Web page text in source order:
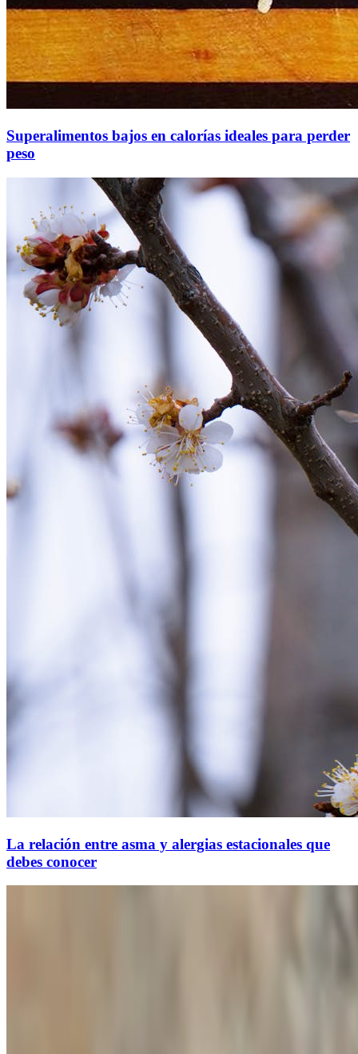
Superalimentos bajos en calorías ideales para perder
peso
La relación entre asma y alergias estacionales que
debes conocer